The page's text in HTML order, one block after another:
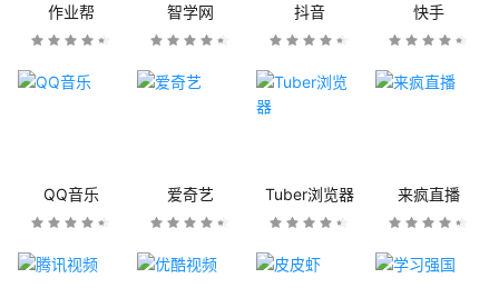
作业帮 智学网 抖音 快手
QQ音乐 爱奇艺 Tuber浏览器 来疯直播